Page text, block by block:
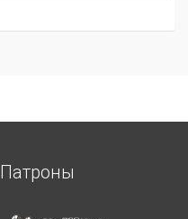
Патроны